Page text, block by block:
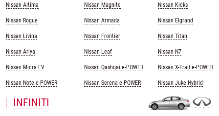
Nissan Altima
Nissan Rogue
Nissan Livina
Nissan Ariya
Nissan Micra EV
Nissan Note e-POWER
Nissan Magnite
Nissan Armada
Nissan Frontier
Nissan Leaf
Nissan Qashqai e-POWER
Nissan Serena e-POWER
Nissan Kicks
Nissan Elgrand
Nissan Titan
Nissan N7
Nissan X-Trail e-POWER
Nissan Juke Hybrid
INFINITI